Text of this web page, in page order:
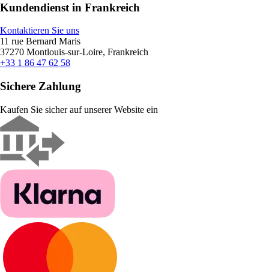
Kundendienst in Frankreich
Kontaktieren Sie uns
11 rue Bernard Maris
37270 Montlouis-sur-Loire, Frankreich
+33 1 86 47 62 58
Sichere Zahlung
Kaufen Sie sicher auf unserer Website ein